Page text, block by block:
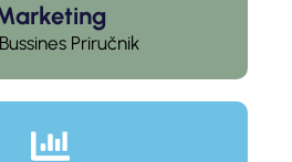
Priručnik